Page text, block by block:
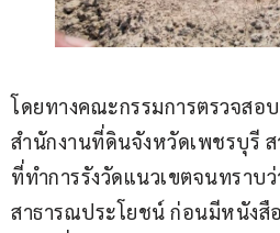
โดยทางคณะกรรมการตรวจสอ
สำนักงานที่ดินจังหวัดเพชรบุรี
ที่ทำการรังวัดแนวเขตจนทราบ
สาธารณประโยชน์ ก่อนมีหนังสื